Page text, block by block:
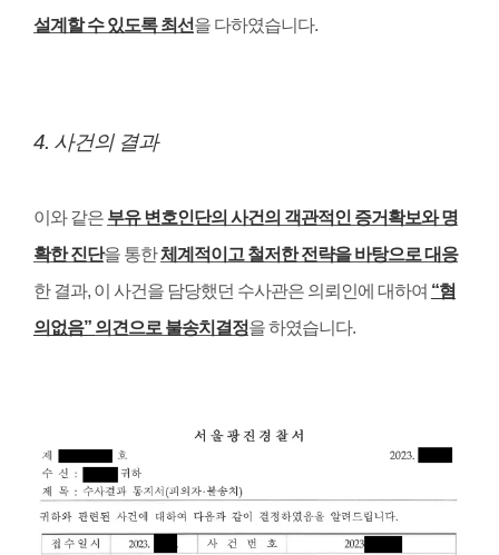
설계할 수 있도록 최선을 다하였습니다.
4. 사건의 결과
이와 같은 부유 변호인단의 사건의 객관적인 증거확보와 명
확한 진단을 통한체계적이고 철저한 전략을 바탕으로 대응
한 결과, 이 사건을 담당했던 수사관은 의뢰인에 대하여 “혐
의없음” 의견으로 불송치결정을 하였습니다.